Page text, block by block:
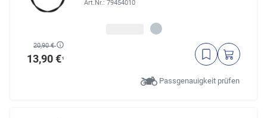
Art.Nr.: 79454010
20,90 €
13,90 €¹
Passgenauigkeit prüfen